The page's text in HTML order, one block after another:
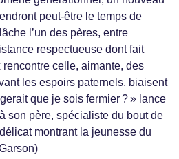
peut-être le temps de
l’un des pères, entre
respectueuse dont fait
celle, aimante, des
les espoirs paternels, biaisent
que je sois fermier ? » lance
son père, spécialiste du bout de
montrant la jeunesse du